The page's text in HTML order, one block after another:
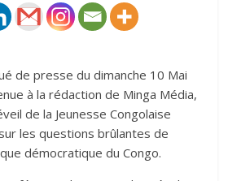
de presse du dimanche 10 Mai
à la rédaction de Minga Média,
de la Jeunesse Congolaise
les questions brûlantes de
démocratique du Congo.